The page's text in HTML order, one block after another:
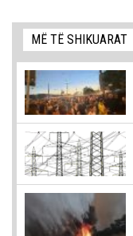
MË TË SHIKUARAT